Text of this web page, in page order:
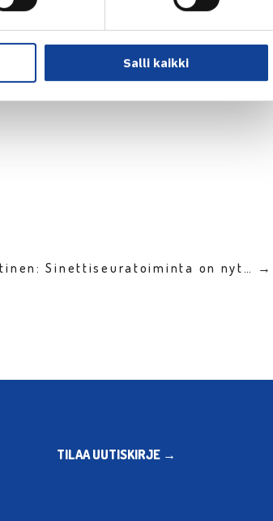
Salli kaikki
Sinettiseuratoiminta on nyt… →
TILAA UUTISKIRJE →